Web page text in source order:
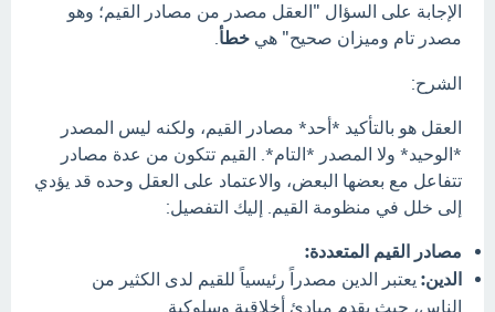
الإجابة على السؤال "العقل مصدر من مصادر القيم؛ وهو
مصدر تام وميزان صحيح" هي خطأ
الشرح:
العقل هو بالتأكيد *أحد* مصادر القيم، ولكنه ليس المصدر
*الوحيد* ولا المصدر *التام*. القيم تتكون من عدة مصادر
تتفاعل مع بعضها البعض، والاعتماد على العقل وحده قد يؤدي
إلى خلل في منظومة القيم. إليك التفصيل:
مصادر القيم المتعددة:
الدين: يعتبر الدين مصدراً رئيسياً للقيم لدى الكثير من
الناس، حيث يقدم مبادئ أخلاقية وسلوكية.